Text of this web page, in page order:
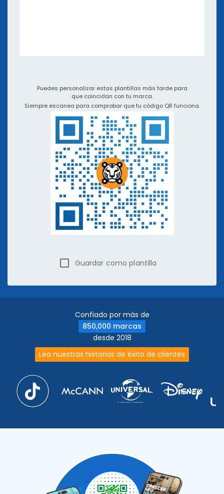
Puedes personalizar estas plantillas más tarde para
que coincidan con tu marca.
Siempre escanea para comprobar que tu código QR funciona.
Guardar como plantilla
Confiado por más de
850,000 marcas
desde 2018
Lea nuestras historias de éxito de clientes